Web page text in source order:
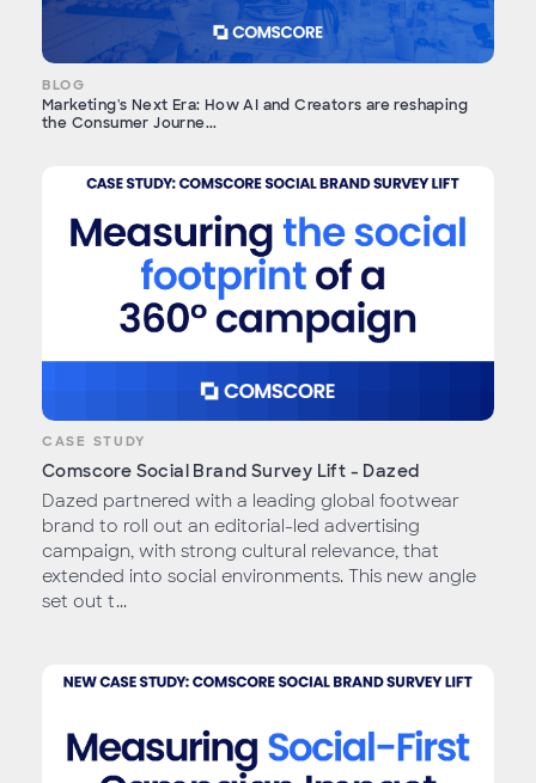
BLOG
Marketing's Next Era: How AI and Creators are reshaping
the Consumer Journe...
CASE STUDY
Comscore Social Brand Survey Lift - Dazed
Dazed partnered with a leading global footwear
brand to roll out an editorial-led advertising
campaign, with strong cultural relevance, that
extended into social environments. This new angle
set out t...